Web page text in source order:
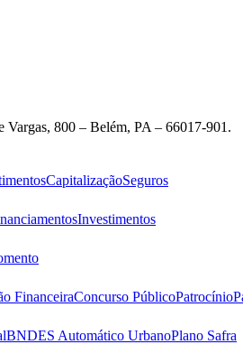
800 – Belém, PA – 66017-901.
CapitalizaçãoSeguros
Investimentos
FinanceiraConcurso PúblicoPatrocínio
BNDES Automático UrbanoPlano Safra